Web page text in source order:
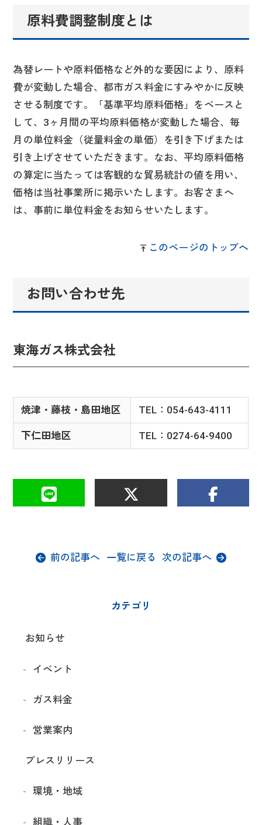
カテゴリ
お知らせ
イベント
ガス料金
営業案内
プレスリリース
環境・地域
組織・人事
原料費調整制度とは
為替レートや原料価格など外的な要因により、原料
費が変動した場合、都市ガス料金にすみやかに反映
させる制度です。「基準平均原料価格」をベースと
して、3ヶ月間の平均原料価格が変動した場合、毎
月の単位料金（従量料金の単価）を引き下げまたは
引き上げさせていただきます。なお、平均原料価格
の算定に当たっては客観的な貿易統計の値を用い、
価格は当社事業所に掲示いたします。お客さまへ
は、事前に単位料金をお知らせいたします。
このページのトップへ
お問い合わせ先
東海ガス株式会社
焼津・藤枝・島田地区 TEL：054-643-4111
下仁田地区 TEL：0274-64-9400
前の記事へ 一覧に戻る 次の記事へ